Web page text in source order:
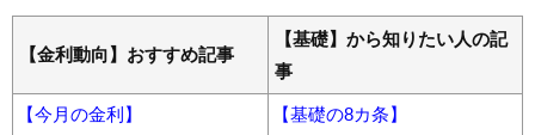
【金利動向】おすすめ記事
【基礎】から知りたい人の記
事
【今月の金利】
【基礎の8カ条】